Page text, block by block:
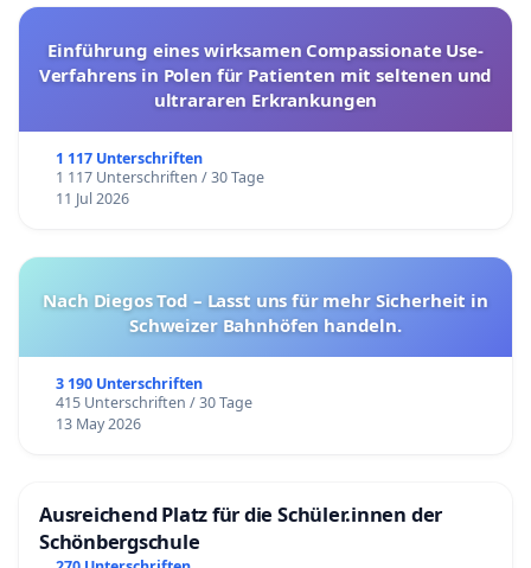
Einführung eines wirksamen Compassionate Use-
Verfahrens in Polen für Patienten mit seltenen und
ultrararen Erkrankungen
1 117 Unterschriften
1 117 Unterschriften / 30 Tage
11 Jul 2026
Nach Diegos Tod – Lasst uns für mehr Sicherheit in
Schweizer Bahnhöfen handeln.
3 190 Unterschriften
415 Unterschriften / 30 Tage
13 May 2026
Ausreichend Platz für die Schüler.innen der
Schönbergschule